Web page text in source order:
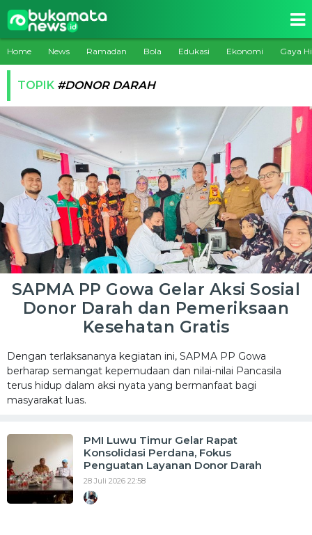
Home News Ramadan Bola Edukasi Ekonomi Gaya
TOPIK #DONOR DARAH
SAPMA PP Gowa Gelar Aksi Sosial
Donor Darah dan Pemeriksaan
Kesehatan Gratis
Dengan terlaksananya kegiatan ini, SAPMA PP Gowa
berharap semangat kepemudaan dan nilai-nilai Pancasila
terus hidup dalam aksi nyata yang bermanfaat bagi
masyarakat luas.
PMI Luwu Timur Gelar Rapat
Konsolidasi Perdana, Fokus
Penguatan Layanan Donor Darah
28 Juli 2026 22:58